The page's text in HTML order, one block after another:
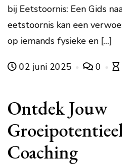
bij Eetstoornis: Een Gids
eetstoornis kan een
op iemands fysieke en […]
02 juni 2025 0
Ontdek Jouw
Coaching